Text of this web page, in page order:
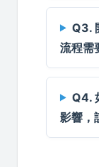
Q3.
流程需
Q4.
影響，